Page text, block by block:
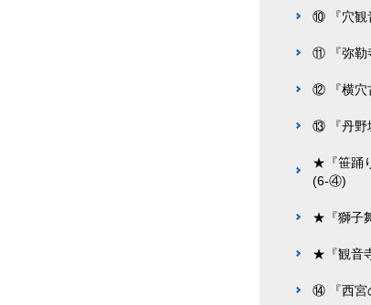
⑩ 『穴観
⑪ 『弥勒
⑫ 『横穴
⑬ 『丹野
★『笹踊
(6-④)
★『獅子
★『観音
⑭ 『西宮